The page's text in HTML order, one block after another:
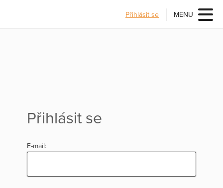
Přihlásit se MENU
Přihlásit se
E-mail: